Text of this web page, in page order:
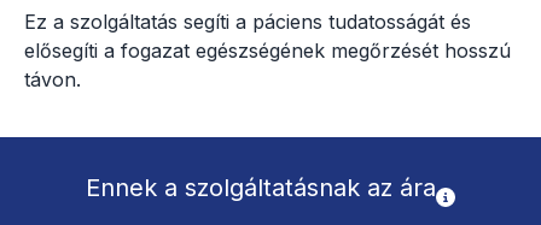
Ez a szolgáltatás segíti a páciens tudatosságát és
elősegíti a fogazat egészségének megőrzését hosszú
távon.
Ennek a szolgáltatásnak az ára